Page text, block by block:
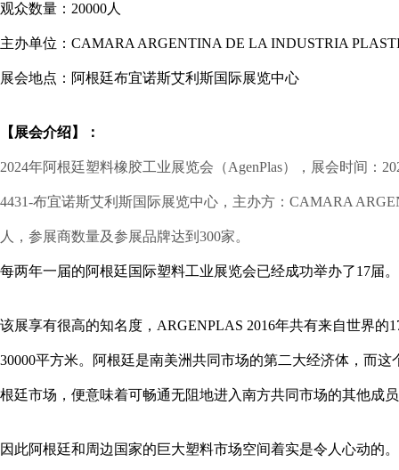
观众数量：20000人
主办单位：CAMARA ARGENTINA DE LA INDUSTRIA
展会地点：阿根廷布宜诺斯艾利斯国际展览中心
【展会介绍】：
2024年阿根廷塑料橡胶工业展览会（AgenPlas），展会时间：
4431-布宜诺斯艾利斯国际展览中心，主办方：CAMARA
人，参展商数量及参展品牌达到300家。
每两年一届的阿根廷国际塑料工业展览会已经成功举办了17届
该展享有很高的知名度，ARGENPLAS 2016年共有来自世界
30000平方米。阿根廷是南美洲共同市场的第二大经济体，而
根廷市场，便意味着可畅通无阻地进入南方共同市场的其他成
因此阿根廷和周边国家的巨大塑料市场空间着实是令人心动的